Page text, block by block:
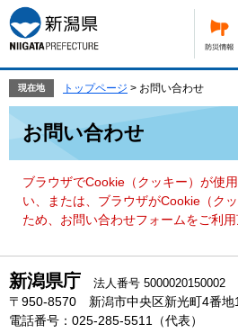
ー
ジ
の
頭
す。
ニ
ュ
ー
飛
て
現在地 トップページ > お問い合わせ
お問い合わせ
ブラウザでCookie（クッキー）が使
い、または、ブラウザがCookie（ク
ため、お問い合わせフォームをご利用
新潟県庁 法人番号 5000020150002
〒950-8570 新潟市中央区新光町4番地1
電話番号：025-285-5511（代表）